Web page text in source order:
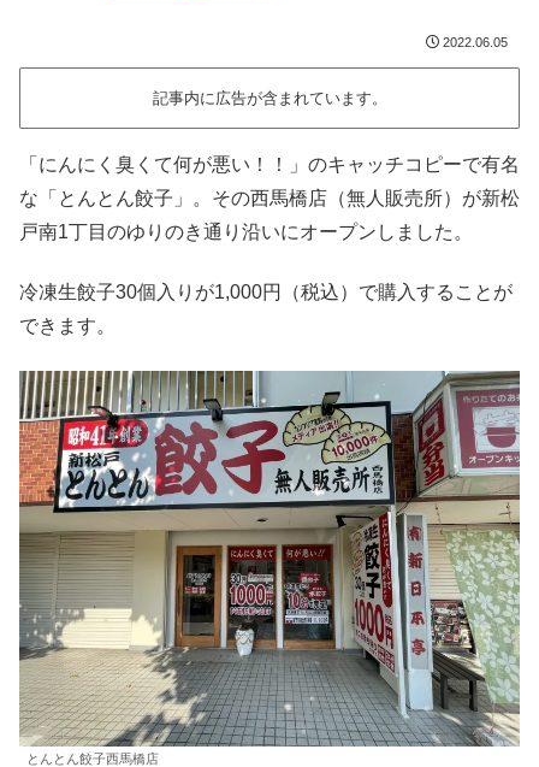
2022.06.05
記事内に広告が含まれています。
「にんにく臭くて何が悪い！！」のキャッチコピーで有名
な「とんとん餃子」。その西馬橋店（無人販売所）が新松
戸南1丁目のゆりのき通り沿いにオープンしました。
冷凍生餃子30個入りが1,000円（税込）で購入することが
できます。
とんとん餃子西馬橋店